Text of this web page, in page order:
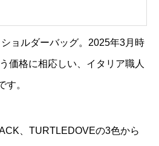
ョルダーバッグ。2025年3月時
価格に相応しい、イタリア職人
す。
、TURTLEDOVEの3色から